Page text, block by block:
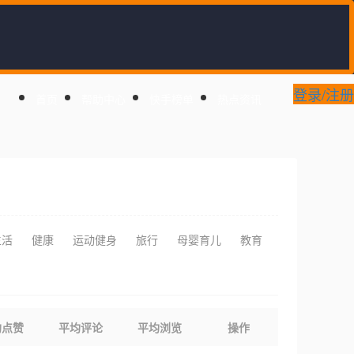
登录/注册
健康 运动健身 旅行 母婴育儿 教育
赞 平均评论 平均浏览 操作